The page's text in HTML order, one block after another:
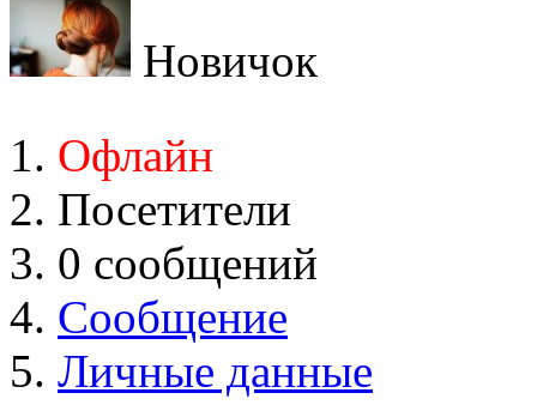
Новичок
Офлайн
Посетители
0 сообщений
Сообщение
Личные данные